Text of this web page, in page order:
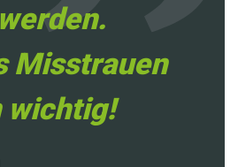
Misstrauen
wichtig!